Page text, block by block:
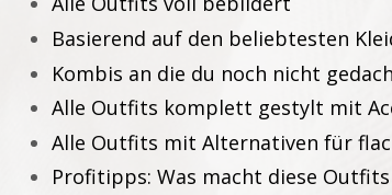
Basierend auf den beliebtesten
Kombis an die du noch nicht
Alle Outfits komplett gestylt mit
Alle Outfits mit Alternativen für
Profitipps: Was macht diese